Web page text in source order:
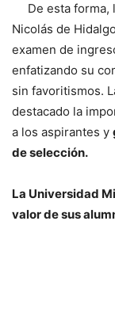
De esta forma,
Nicolás de
examen de
enfatizando su
sin favoritismos.
destacado la
a los aspirantes y
de selección.
La Universidad
valor de sus